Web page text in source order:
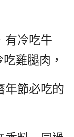
有冷吃牛
雞腿肉，
年節必吃的